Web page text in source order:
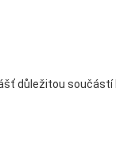
důležitou